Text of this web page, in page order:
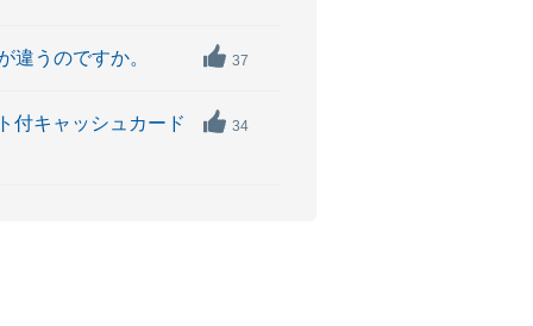
違うのですか。 37
付キャッシュカード
34